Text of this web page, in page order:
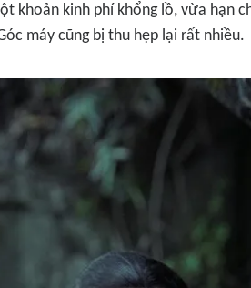
khoản kinh phí khổng lồ, vừa hạn
máy cũng bị thu hẹp lại rất nhiều.